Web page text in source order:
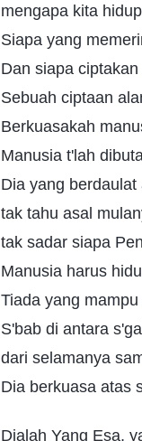
mengapa kita
Siapa yang
Dan siapa
Sebuah ciptaan
Berkuasakah
Manusia t'lah
Dia yang
tak tahu asal
tak sadar siapa
Manusia harus
Tiada yang
S'bab di antara
dari selamanya
Dia berkuasa atas
Dialah Yang Esa,